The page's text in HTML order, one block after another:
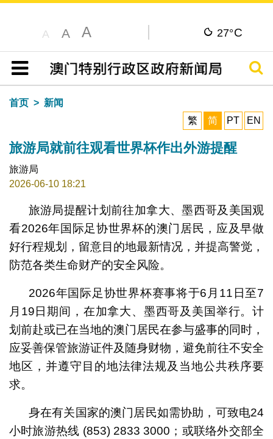
A A A 27°C
目录
搜寻
首页
新闻
繁
简 PT EN
旅游局就前往观看世界杯作出外游提醒
旅游局
2026-06-10 18:21
旅游局提醒计划前往加拿大、墨西哥及美国观
看2026年国际足协世界杯的澳门居民，应及早做
好行程规划，留意目的地最新情况，并提高警觉，
防范各类生命财产的安全风险。
2026年国际足协世界杯赛事将于6月11日至7
月19日期间，在加拿大、墨西哥及美国举行。计
划前赴或已在当地的澳门居民在参与盛事的同时，
应妥善保管旅游证件及随身财物，避免前往不安全
地区，并遵守目的地法律法规及当地公共秩序要
求。
身在有关国家的澳门居民如需协助，可致电24
小时旅游热线 (853) 2833 3000；或联络外交部全